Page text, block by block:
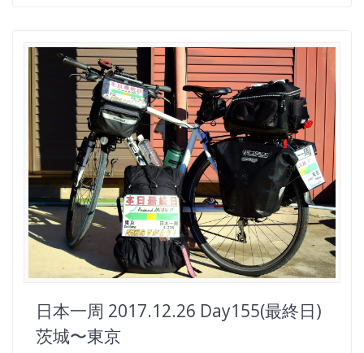
日本一周 2017.12.26 Day155(最終日)
茨城〜東京